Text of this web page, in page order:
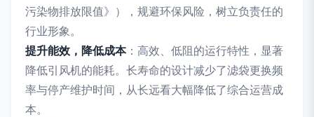
污染物排放限值》），规避环保风险，树立负责任的
行业形象。
提升能效，降低成本：高效、低阻的运行特性，显著
降低引风机的能耗。长寿命的设计减少了滤袋更换频
率与停产维护时间，从长远看大幅降低了综合运营成
本。